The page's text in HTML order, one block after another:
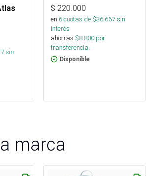
sin
$ 220.000
en 6cuotas de $36.667sin
interés
ahorras $8.800 por
transferencia.
Disponible
marca